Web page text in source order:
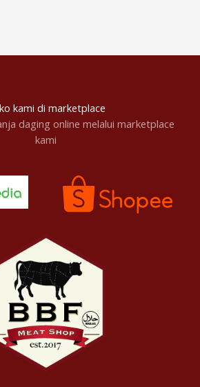
kami di marketplace
daging online melalui marketplace
kami